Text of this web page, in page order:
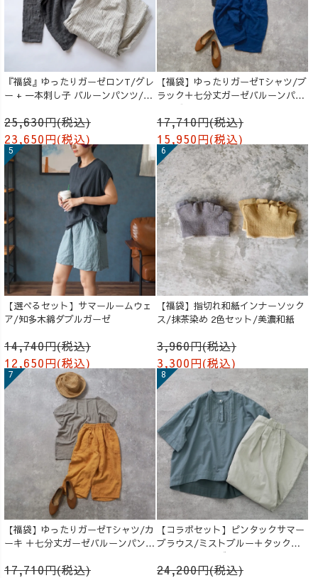
『福袋』ゆったりガーゼロンT/グレ
ー + 一本刺し子 バルーンパンツ/生
25,630円(税込)
23,650円(税込)
【福袋】ゆったりガーゼTシャツ/ブ
ラック＋七分丈ガーゼバルーンパン
ツ /ブルー
17,710円(税込)
15,950円(税込)
【選べるセット】サマールームウェ
ア/知多木綿ダブルガーゼ
14,740円(税込)
12,650円(税込)
【福袋】指切れ和紙インナーソック
ス/抹茶染め 2色セット/美濃和紙
3,960円(税込)
3,300円(税込)
【福袋】ゆったりガーゼTシャツ/カ
ーキ ＋七分丈ガーゼバルーンパンツ
17,710円(税込)
【コラボセット】ピンタックサマー
ブラウス/ミストブルー＋タックバ
ルーンパンツ/グレージュ
24,200円(税込)